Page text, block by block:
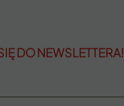
DO NEWSLETTERA!